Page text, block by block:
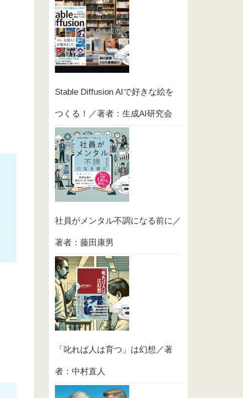
Stable Diffusion AIで好きな絵を
つくる！／著者：生成AI研究会
社員がメンタル不調になる前に／
著者：藤田康男
「叱れば人は育つ」は幻想／著
者：中村直人